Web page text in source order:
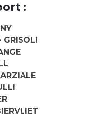
l’AP-HM
: